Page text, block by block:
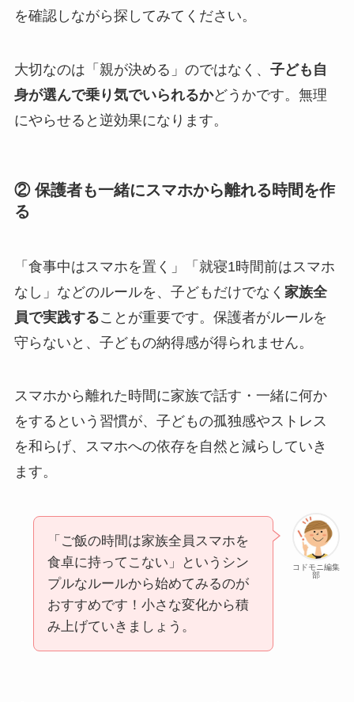
を確認しながら探してみてください。
大切なのは「親が決める」のではなく、 子ども自
身が選んで乗り気でいられるかどうかです。無理
にやらせると逆効果になります。
② 保護者も一緒にスマホから離れる時間を作
る
「食事中はスマホを置く」「就寝1時間前はスマホ
なし」などのルールを、子どもだけでなく 家族全
員で実践することが重要です。保護者がルールを
守らないと、子どもの納得感が得られません。
スマホから離れた時間に家族で話す・一緒に何か
をするという習慣が、子どもの孤独感やストレス
を和らげ、スマホへの依存を自然と減らしていき
ます。
コドモニ編集
部
「ご飯の時間は家族全員スマホを
食卓に持ってこない」というシン
プルなルールから始めてみるのが
おすすめです！小さな変化から積
み上げていきましょう。